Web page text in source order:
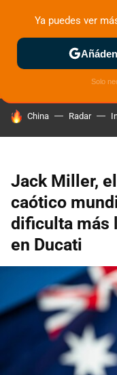
ZONA DE PRUEBAS
HOY SE HABLA DE
China Radar
Jack Miller,
caótico
dificulta más
en Ducati
Ya puedes ver
Solo